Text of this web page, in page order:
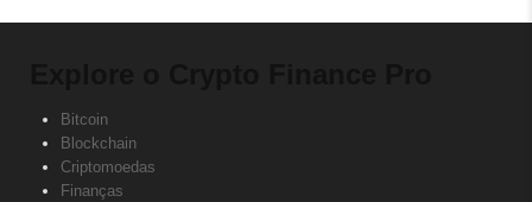
Bitcoin
Blockchain
Criptomoedas
Finanças